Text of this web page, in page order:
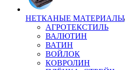
НЕТКАНЫЕ МАТЕРИАЛЫ
АГРОТЕКСТИЛЬ
ВАЛЮТИН
ВАТИН
ВОЙЛОК
КОВРОЛИН